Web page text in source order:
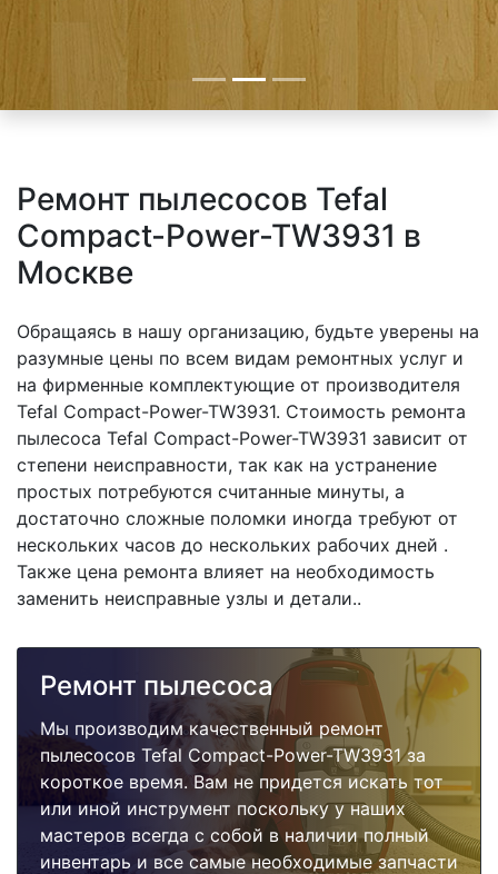
Ремонт пылесосов Tefal
Compact-Power-TW3931 в
Москве
Обращаясь в нашу организацию, будьте уверены на
разумные цены по всем видам ремонтных услуг и
на фирменные комплектующие от производителя
Tefal Compact-Power-TW3931. Стоимость ремонта
пылесоса Tefal Compact-Power-TW3931 зависит от
степени неисправности, так как на устранение
простых потребуются считанные минуты, а
достаточно сложные поломки иногда требуют от
нескольких часов до нескольких рабочих дней .
Также цена ремонта влияет на необходимость
заменить неисправные узлы и детали..
Ремонт пылесоса
Мы производим качественный ремонт
пылесосов Tefal Compact-Power-TW3931 за
короткое время. Вам не придется искать тот
или иной инструмент поскольку у наших
мастеров всегда с собой в наличии полный
инвентарь и все самые необходимые запчасти